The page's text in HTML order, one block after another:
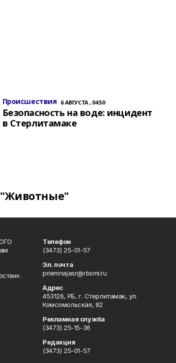
Происшествия 6 АВГУСТА , 04:50
Безопасность на воде: инцидент
в Стерлитамаке
"Животные"
Телефон
(3473) 25-01-57
Эл. почта
priemnajasr@rbsmi.ru
Адрес
453126, РБ, г. Стерлитамак, ул.
Комсомольская, 82
Рекламная служба
(3473) 25-15-36
Редакция
(3473) 25-01-57